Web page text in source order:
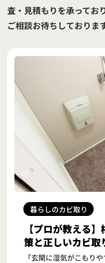
査・見積もりを承ってお
ご相談お待ちしておりま
暮らしのカビ取り
【プロが教える
策と正しいカビ取
「玄関に湿気がこもり